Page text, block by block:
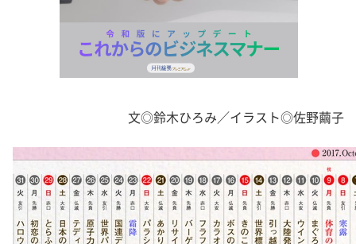
文◎鈴木ひろみ／イラスト◎佐野繭子